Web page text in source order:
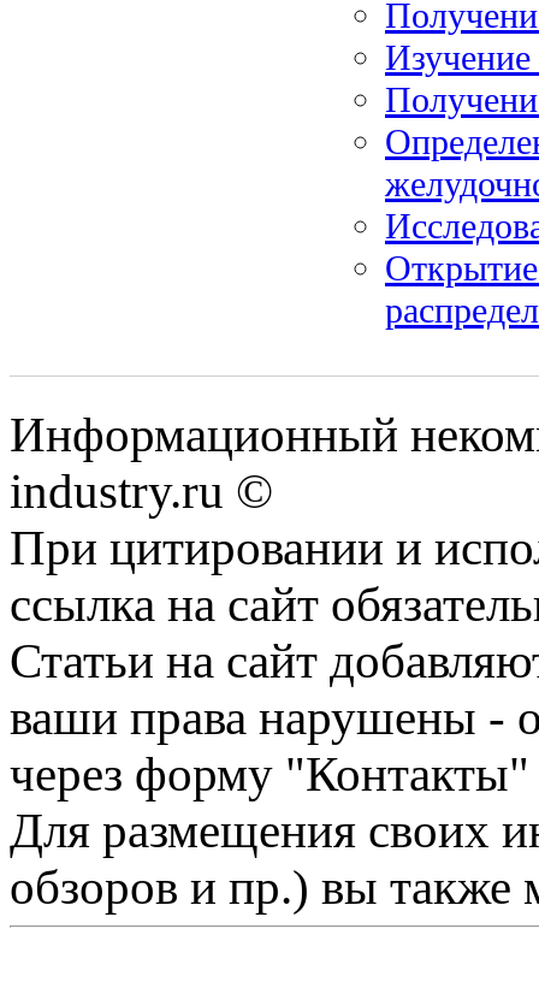
Изучение
Информационный
industry.ru ©
При цитировании и
ссылка на сайт
Статьи на сайт
ваши права нарушены -
через форму "Контакты"
Для размещения своих
обзоров и пр.) вы также